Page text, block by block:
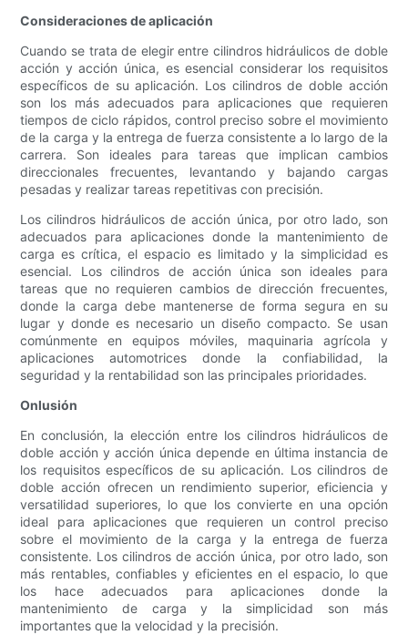
Consideraciones de aplicación
Cuando se trata de elegir entre cilindros hidráulicos de doble
acción y acción única, es esencial considerar los requisitos
específicos de su aplicación. Los cilindros de doble acción
son los más adecuados para aplicaciones que requieren
tiempos de ciclo rápidos, control preciso sobre el movimiento
de la carga y la entrega de fuerza consistente a lo largo de la
carrera. Son ideales para tareas que implican cambios
direccionales frecuentes, levantando y bajando cargas
pesadas y realizar tareas repetitivas con precisión.
Los cilindros hidráulicos de acción única, por otro lado, son
adecuados para aplicaciones donde la mantenimiento de
carga es crítica, el espacio es limitado y la simplicidad es
esencial. Los cilindros de acción única son ideales para
tareas que no requieren cambios de dirección frecuentes,
donde la carga debe mantenerse de forma segura en su
lugar y donde es necesario un diseño compacto. Se usan
comúnmente en equipos móviles, maquinaria agrícola y
aplicaciones automotrices donde la confiabilidad, la
seguridad y la rentabilidad son las principales prioridades.
Onlusión
En conclusión, la elección entre los cilindros hidráulicos de
doble acción y acción única depende en última instancia de
los requisitos específicos de su aplicación. Los cilindros de
doble acción ofrecen un rendimiento superior, eficiencia y
versatilidad superiores, lo que los convierte en una opción
ideal para aplicaciones que requieren un control preciso
sobre el movimiento de la carga y la entrega de fuerza
consistente. Los cilindros de acción única, por otro lado, son
más rentables, confiables y eficientes en el espacio, lo que
los hace adecuados para aplicaciones donde la
mantenimiento de carga y la simplicidad son más
importantes que la velocidad y la precisión.